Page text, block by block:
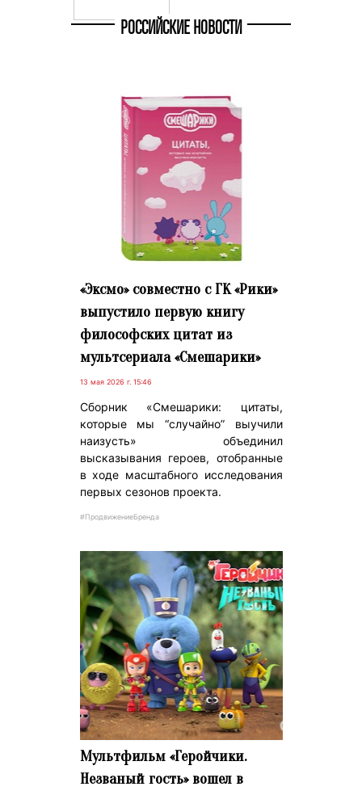
РОССИЙСКИЕ НОВОСТИ
«Эксмо» совместно с ГК «Рики»
выпустило первую книгу
философских цитат из
мультсериала «Смешарики»
13 мая 2026 г. 15:46
Сборник «Смешарики: цитаты,
которые мы “случайно” выучили
наизусть» объединил
высказывания героев, отобранные
в ходе масштабного исследования
первых сезонов проекта.
#ПродвижениеБренда
Мультфильм «Геройчики.
Незваный гость» вошел в